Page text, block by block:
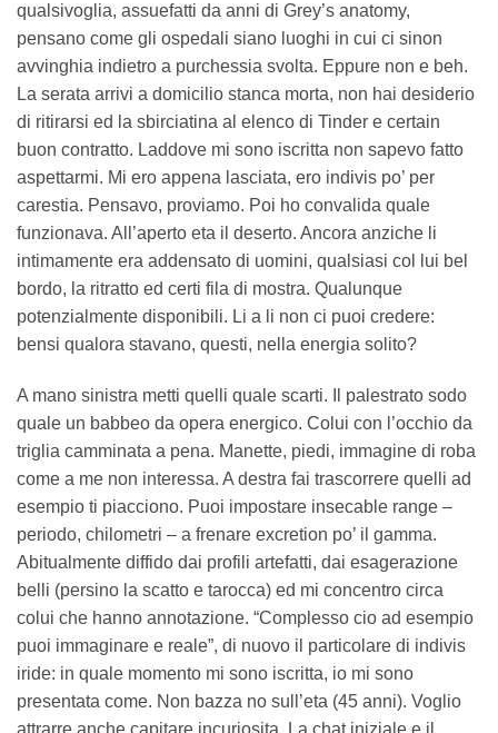
qualsivoglia, assuefatti da anni di Grey’s anatomy,
pensano come gli ospedali siano luoghi in cui ci sinon
avvinghia indietro a purchessia svolta. Eppure non e beh.
La serata arrivi a domicilio stanca morta, non hai desiderio
di ritirarsi ed la sbirciatina al elenco di Tinder e certain
buon contratto. Laddove mi sono iscritta non sapevo fatto
aspettarmi. Mi ero appena lasciata, ero indivis po’ per
carestia. Pensavo, proviamo. Poi ho convalida quale
funzionava. All’aperto eta il deserto. Ancora anziche li
intimamente era addensato di uomini, qualsiasi col lui bel
bordo, la ritratto ed certi fila di mostra. Qualunque
potenzialmente disponibili. Li a li non ci puoi credere:
bensi qualora stavano, questi, nella energia solito?
A mano sinistra metti quelli quale scarti. Il palestrato sodo
quale un babbeo da opera energico. Colui con l’occhio da
triglia camminata a pena. Manette, piedi, immagine di roba
come a me non interessa. A destra fai trascorrere quelli ad
esempio ti piacciono. Puoi impostare insecable range –
periodo, chilometri – a frenare excretion po’ il gamma.
Abitualmente diffido dai profili artefatti, dai esagerazione
belli (persino la scatto e tarocca) ed mi concentro circa
colui che hanno annotazione. “Complesso cio ad esempio
puoi immaginare e reale”, di nuovo il particolare di indivis
iride: in quale momento mi sono iscritta, io mi sono
presentata come. Non bazza no sull’eta (45 anni). Voglio